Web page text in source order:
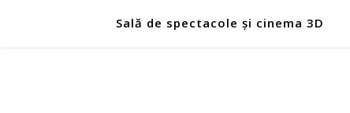
Sală de spectacole și cinema 3D